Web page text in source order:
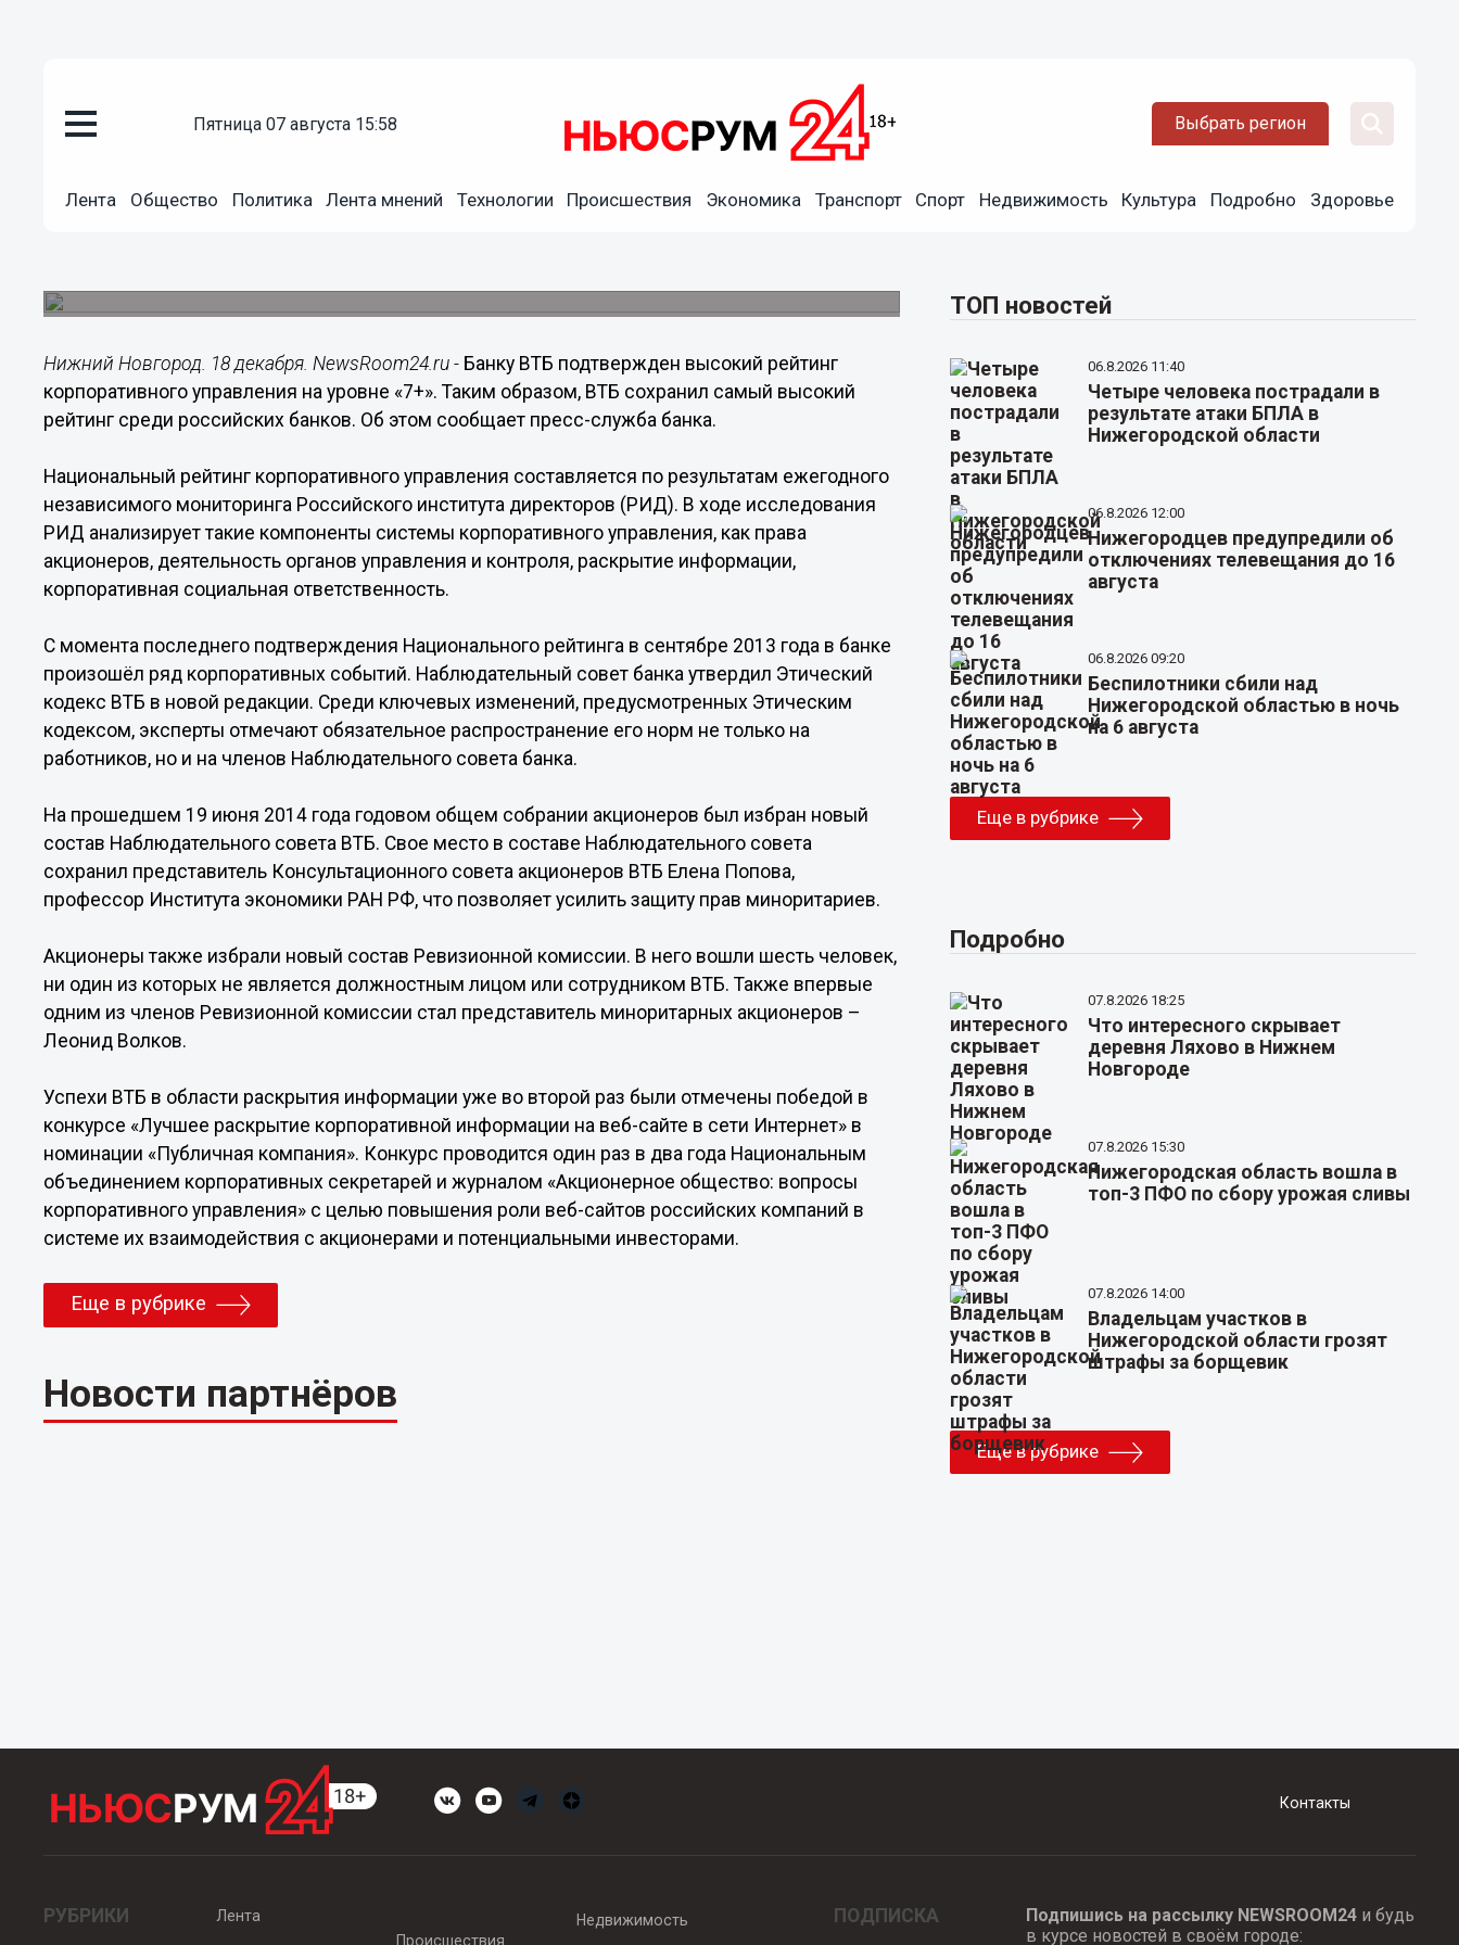
пятница 07 августа 15:58 Выбрать регион
Лента Общество Политика Лента мнений Технологии Происшествия Экономика Транспорт Спорт Недвижимость Культура Подробно Здоровье
ВТБ подтвердили высокий рейтинг корпоративного
Нижний Новгород. 18 декабря. NewsRoom24.ru - Банку ВТБ подтвержден высокий рейтинг
корпоративного управления на уровне «7+». Таким образом, ВТБ сохранил самый высокий
рейтинг среди российских банков. Об этом сообщает пресс-служба банка.
Национальный рейтинг корпоративного управления составляется по результатам ежегодного
независимого мониторинга Российского института директоров (РИД). В ходе исследования
РИД анализирует такие компоненты системы корпоративного управления, как права
акционеров, деятельность органов управления и контроля, раскрытие информации,
корпоративная социальная ответственность.
С момента последнего подтверждения Национального рейтинга в сентябре 2013 года в банке
произошёл ряд корпоративных событий. Наблюдательный совет банка утвердил Этический
кодекс ВТБ в новой редакции. Среди ключевых изменений, предусмотренных Этическим
кодексом, эксперты отмечают обязательное распространение его норм не только на
работников, но и на членов Наблюдательного совета банка.
На прошедшем 19 июня 2014 года годовом общем собрании акционеров был избран новый
состав Наблюдательного совета ВТБ. Свое место в составе Наблюдательного совета
сохранил представитель Консультационного совета акционеров ВТБ Елена Попова,
профессор Института экономики РАН РФ, что позволяет усилить защиту прав миноритариев.
Акционеры также избрали новый состав Ревизионной комиссии. В него вошли шесть человек,
ни один из которых не является должностным лицом или сотрудником ВТБ. Также впервые
одним из членов Ревизионной комиссии стал представитель миноритарных акционеров –
Леонид Волков.
Успехи ВТБ в области раскрытия информации уже во второй раз были отмечены победой в
конкурсе «Лучшее раскрытие корпоративной информации на веб-сайте в сети Интернет» в
номинации «Публичная компания». Конкурс проводится один раз в два года Национальным
объединением корпоративных секретарей и журналом «Акционерное общество: вопросы
корпоративного управления» с целью повышения роли веб-сайтов российских компаний в
системе их взаимодействия с акционерами и потенциальными инвесторами.
Еще в рубрике
Новости партнёров
ТОП новостей
06.8.2026 11:40
Четыре человека пострадали в
результате атаки БПЛА в
Нижегородской области
06.8.2026 12:00
Нижегородцев предупредили об
отключениях телевещания до 16
августа
06.8.2026 09:20
Беспилотники сбили над
Нижегородской областью в ночь
на 6 августа
Еще в рубрике
Подробно
07.8.2026 18:25
Что интересного скрывает
деревня Ляхово в Нижнем
Новгороде
07.8.2026 15:30
Нижегородская область вошла в
топ-3 ПФО по сбору урожая сливы
07.8.2026 14:00
Владельцам участков в
Нижегородской области грозят
штрафы за борщевик
Еще в рубрике
Контакты
РУБРИКИ
Лента
Происшествия
Недвижимость ПОДПИСКА Подпишись на рассылку NEWSROOM24и будь
в курсе новостей в своём городе: